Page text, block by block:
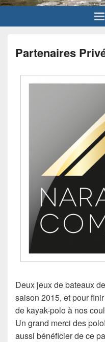
Partenaires
Deux jeux de bateaux
saison 2015, et pour
de kayak-polo à nos
Un grand merci des
aussi bénéficier de ce